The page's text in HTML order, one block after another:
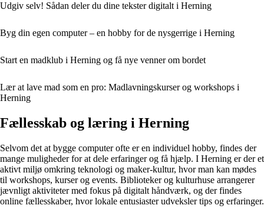
Udgiv selv! Sådan deler du dine tekster digitalt i Herning
Byg din egen computer – en hobby for de nysgerrige i Herning
Start en madklub i Herning og få nye venner om bordet
Lær at lave mad som en pro: Madlavningskurser og workshops i
Herning
Fællesskab og læring i Herning
Selvom det at bygge computer ofte er en individuel hobby, findes der
mange muligheder for at dele erfaringer og få hjælp. I Herning er der et
aktivt miljø omkring teknologi og maker-kultur, hvor man kan mødes
til workshops, kurser og events. Biblioteker og kulturhuse arrangerer
jævnligt aktiviteter med fokus på digitalt håndværk, og der findes
online fællesskaber, hvor lokale entusiaster udveksler tips og erfaringer.